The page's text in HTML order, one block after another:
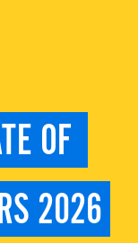
OF
2026